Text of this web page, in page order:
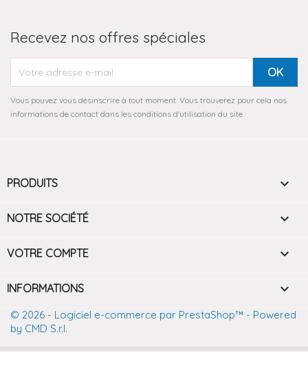
Recevez nos offres spéciales
Vous pouvez vous désinscrire à tout moment. Vous trouverez pour cela nos
informations de contact dans les conditions d'utilisation du site.
PRODUITS 
NOTRE SOCIÉTÉ 
VOTRE COMPTE 
INFORMATIONS keyboard_arrow_down
© 2026 - Logiciel e-commerce par PrestaShop™ - Powered
by CMD S.r.l.